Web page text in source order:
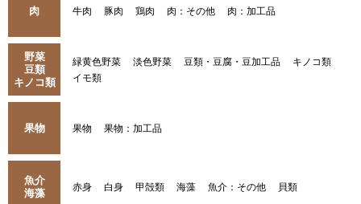
肉 牛肉 豚肉 鶏肉 肉：その他 肉：加工品
野菜
豆類
キノコ類
緑黄色野菜 淡色野菜 豆類・豆腐・豆加工品
キノコ類
イモ類
果物 果物 果物：加工品
魚介
海藻
赤身 白身 甲殻類 海藻 魚介：その他 貝類